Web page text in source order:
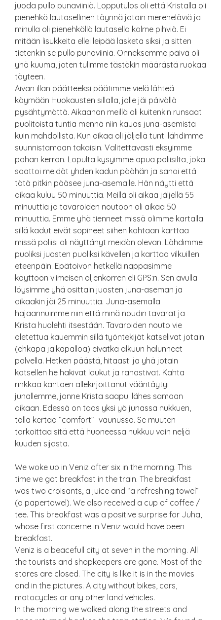
juoda pullo punaviiniä. Lopputulos oli että Kristalla oli
pienehkö lautasellinen täynnä jotain mereneläviä ja
minulla oli pienehköllä lautasella kolme pihviä. Ei
mitään lisukkeita ellei leipää lasketa siksi ja sitten
tietenkin se pullo punaviiniä. Onneksemme päivä oli
yhä kuuma, joten tulimme tästäkin määrästä ruokaa
täyteen.
Aivan illan päätteeksi päätimme vielä lähteä
käymään Huokausten sillalla, jolle jäi päivällä
pysähtymättä. Aikaahan meillä oli kuitenkin runsaat
puolitoista tuntia mennä niin kauas juna-asemista
kuin mahdollista. Kun aikaa oli jäljellä tunti lähdimme
suunnistamaan takaisin. Valitettavasti eksyimme
pahan kerran. Lopulta kysyimme apua poliisilta, joka
saattoi meidät yhden kadun päähän ja sanoi että
tätä pitkin pääsee juna-asemalle. Hän näytti että
aikaa kuluu 50 minuuttia. Meillä oli aikaa jäljellä 55
minuuttia ja tavaroiden noutoon oli aikaa 50
minuuttia. Emme yhä tienneet missä olimme kartalla
sillä kadut eivät sopineet siihen kohtaan karttaa
missä poliisi oli näyttänyt meidän olevan. Lähdimme
puoliksi juosten puoliksi kävellen ja karttaa vilkuillen
eteenpäin. Epätoivon hetkellä nappasimme
käyttöön viimeisen oljenkorren eli GPS:n. Sen avulla
löysimme yhä osittain juosten juna-aseman ja
aikaakin jäi 25 minuuttia. Juna-asemalla
hajaannuimme niin että minä noudin tavarat ja
Krista huolehti itsestään. Tavaroiden nouto vie
oletettua kauemmin sillä työntekijät katselivat jotain
(ehkäpä jalkapalloa) eivätkä alkuun halunneet
palvella. Hetken päästä, hitaasti ja yhä jotain
katsellen he hakivat laukut ja rahastivat. Kahta
rinkkaa kantaen allekirjoittanut vääntäytyi
junallemme, jonne Krista saapui lähes samaan
aikaan. Edessä on taas yksi yö junassa nukkuen,
tällä kertaa “comfort” -vaunussa. Se muuten
tarkoittaa sitä että huoneessa nukkuu vain neljä
kuuden sijasta.
We woke up in Veniz after six in the morning. This
time we got breakfast in the train. The breakfast
was two croisants, a juice and “a refreshing towel”
(a papertowel). We also received a cup of coffee /
tee. This breakfast was a positive surprise for Juha,
whose first concerne in Veniz would have been
breakfast.
Veniz is a beacefull city at seven in the morning. All
the tourists and shopkeepers are gone. Most of the
stores are closed. The city is like it is in the movies
and in the pictures. A city without bikes, cars,
motocycles or any other land vehicles.
In the morning we walked along the streets and